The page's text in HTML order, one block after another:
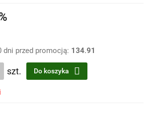
dni przed promocją: 134.91
szt. Do koszyka